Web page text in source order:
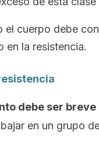
el cuerpo debe
en la resistencia.
debe ser breve
en un grupo